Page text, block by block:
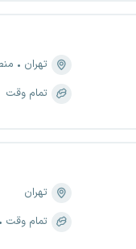
تهران
منطقه
تمام وقت
تهران
تمام وقت